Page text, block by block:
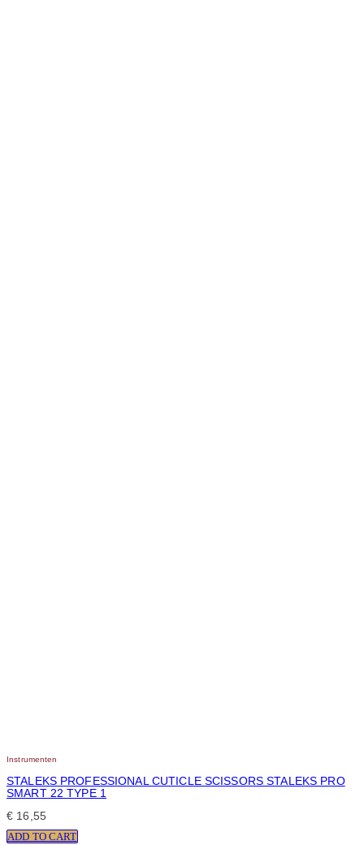
Instrumenten
STALEKS PROFESSIONAL CUTICLE SCISSORS STALEKS PRO
SMART 22 TYPE 1
€ 16,55
ADD TO CART